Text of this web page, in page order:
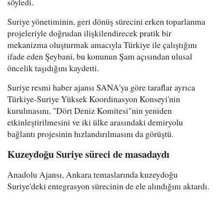
Suriye yönetiminin, geri dönüş sürecini erken toparlanma
projeleriyle doğrudan ilişkilendirecek pratik bir
mekanizma oluşturmak amacıyla Türkiye ile çalıştığını
ifade eden Şeybani, bu konunun Şam açısından ulusal
öncelik taşıdığını kaydetti.
Suriye resmi haber ajansı SANA'ya göre taraflar ayrıca
Türkiye-Suriye Yüksek Koordinasyon Konseyi'nin
kurulmasını, "Dört Deniz Komitesi"nin yeniden
etkinleştirilmesini ve iki ülke arasındaki demiryolu
bağlantı projesinin hızlandırılmasını da görüştü.
Kuzeydoğu Suriye süreci de masadaydı
Anadolu Ajansı, Ankara temaslarında kuzeydoğu
Suriye'deki entegrasyon sürecinin de ele alındığını aktardı.